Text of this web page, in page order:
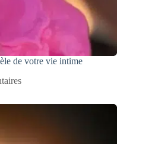
de votre vie intime